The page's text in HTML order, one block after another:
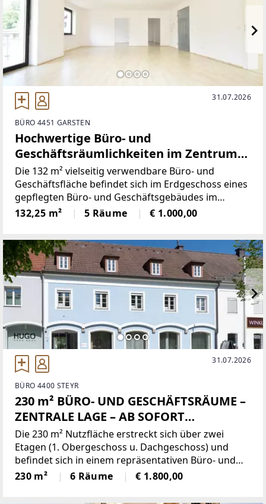
31.07.2026
BÜRO 4451 GARSTEN
Hochwertige Büro- und
Geschäftsräumlichkeiten im Zentrum
von Garsten!
Die 132 m² vielseitig verwendbare Büro- und
Geschäftsfläche befindet sich im Erdgeschoss eines
gepflegten Büro- und Geschäftsgebäudes im
Zentrum von Garsten. Durch die praktische Größe
und die sehr gute Raumaufteilung ist das Objekt
132,25 m² 5 Räume € 1.000,00
31.07.2026
BÜRO 4400 STEYR
230 m² BÜRO- UND GESCHÄFTSRÄUME –
ZENTRALE LAGE – AB SOFORT
VERFÜGBAR! NÄHE BMW!!!
Die 230 m² Nutzfläche erstreckt sich über zwei
Etagen (1. Obergeschoss u. Dachgeschoss) und
befindet sich in einem repräsentativen Büro- und
Geschäftsgebäude im Stadtteil Münichholz.Durch
die praktische Größe und die flexible Innenbauweise
230 m² 6 Räume € 1.800,00